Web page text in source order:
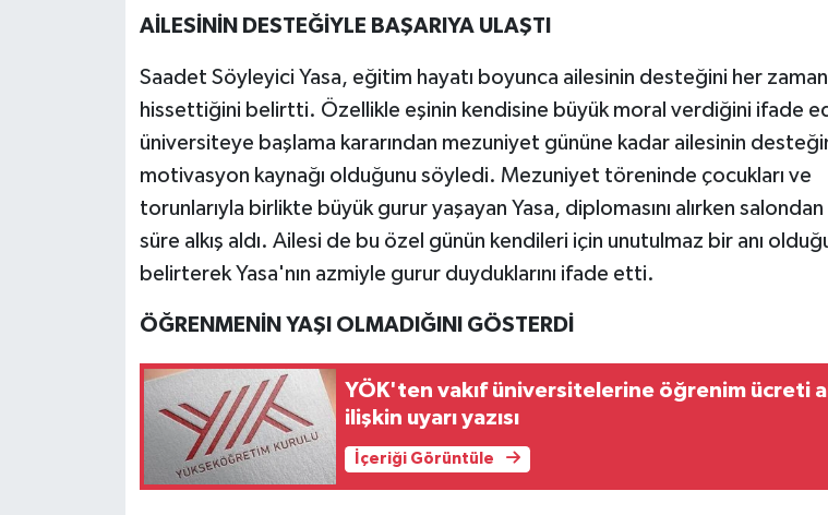
AİLESİNİN DESTEĞİYLE BAŞARIYA ULAŞTI
Saadet Söyleyici Yasa, eğitim hayatı boyunca ailesinin desteğini her zaman
hissettiğini belirtti. Özellikle eşinin kendisine büyük moral verdiğini ifade
üniversiteye başlama kararından mezuniyet gününe kadar ailesinin
motivasyon kaynağı olduğunu söyledi. Mezuniyet töreninde çocukları ve
torunlarıyla birlikte büyük gurur yaşayan Yasa, diplomasını alırken salondan
süre alkış aldı. Ailesi de bu özel günün kendileri için unutulmaz bir anı
belirterek Yasa'nın azmiyle gurur duyduklarını ifade etti.
ÖĞRENMENİN YAŞI OLMADIĞINI GÖSTERDİ
YÖK'ten vakıf üniversitelerine öğrenim ücreti
ilişkin uyarı yazısı
İçeriği Görüntüle